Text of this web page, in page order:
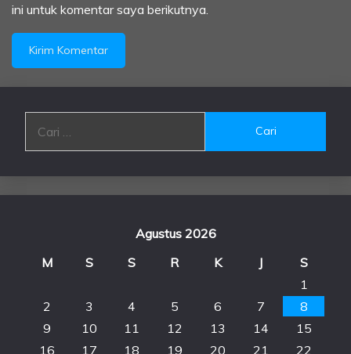
ini untuk komentar saya berikutnya.
untuk:
Agustus 2026
M
S S R K J
S
1
2
3 4 5 6 7
8
9
10 11 12 13 14
15
16
17 18 19 20 21
22